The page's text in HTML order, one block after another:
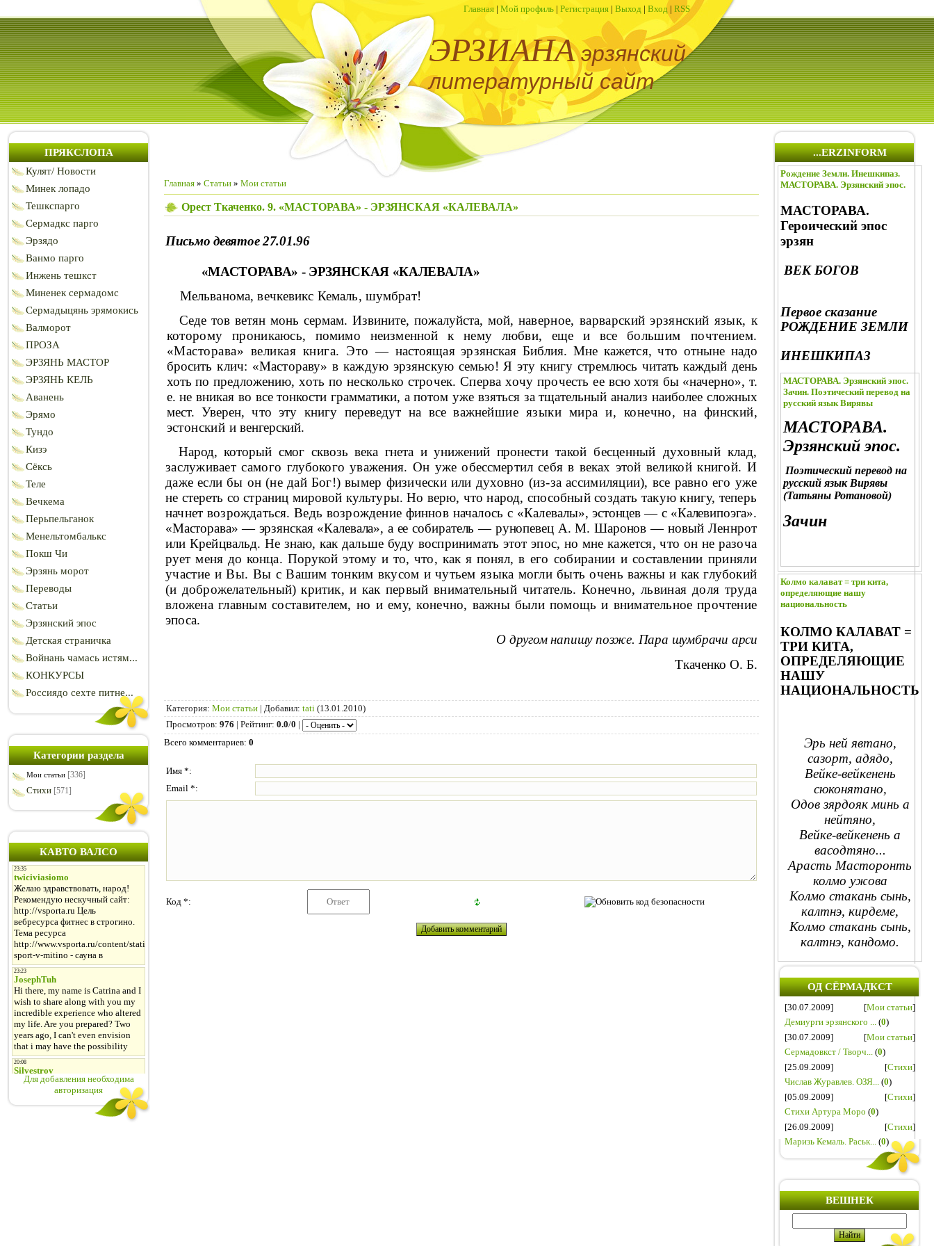
Главная | Мой профиль | Регистрация | Выход | Вход | RSS
ЭРЗИАНА эрзянский
литературный сайт
ПРЯКСЛОПА
Кулят/ Новости
Минек лопадо
Тешкспарго
Сермадкс парго
Эрзядо
Ванмо парго
Инжень тешкст
Миненек сермадомс
Сермадыцянь эрямокись
Валморот
ПРОЗА
ЭРЗЯНЬ МАСТОР
ЭРЗЯНЬ КЕЛЬ
Аванень
Эрямо
Тундо
Кизэ
Сёксь
Теле
Вечкема
Перьпельганок
Менельтомбалькс
Покш Чи
Эрзянь морот
Переводы
Статьи
Эрзянский эпос
Детская страничка
Войнань чамась истям...
КОНКУРСЫ
Россиядо сехте питне...
Категории раздела
Мои статьи [336]
Стихи [571]
КАВТО ВАЛСО
Для добавления необходима
авторизация
Главная » Статьи » Мои статьи
Орест Ткаченко. 9. «МАСТОРАВА» - ЭРЗЯНСКАЯ «КАЛЕВАЛА»
Письмо девятое27.01.96
«МАСТОРАВА» - ЭРЗЯНСКАЯ «КАЛЕВАЛА»
Мельванома, вечкевикс Кемаль, шумбрат!
Седе тов ветян монь сермам. Извините, пожалуйста, мой, наверное, варварский эрзянский язык, к
которому прони­каюсь, помимо неизменной к нему любви, еще и все боль­шим почтением.
«Масторава» великая книга. Это — настоящая эрзянская Библия. Мне кажется, что отныне надо
бросить клич: «Мастораву» в каждую эрзянскую семью! Яэту книгу стремлюсь читать каждый день
хоть по предложе­нию, хоть по несколько строчек. Сперва хочу прочесть ее всю хотя бы «начерно», т.
е. не вникая во все тонкости грам­матики, а потом уже взяться за тщательный анализ наиболее сложных
мест. Уверен, что эту книгу переведут на все важ­нейшие языки мира и, конечно, на финский,
эстонский ивенгерский.
Народ, который смог сквозь века гнета и унижений проне­сти такой бесценный духовный клад,
заслуживает самого глубокого уважения. Он уже обессмертил себя в веках этой великой книгой. И
даже если бы он (не дай Бог!) вымер физически или духовно (из-за ассимиляции), все равно его уже
не стереть со страниц мировой культуры. Но верю, чтонарод, способный создать такую книгу, теперь
начнет воз­рождаться. Ведь возрождение финнов началось с «Калевалы», эстонцев — с «Калевипоэга».
«Масторава» — эрзянская «Калевала», а ее собиратель — рунопевец А. М. Шаронов — новый Леннрот
или Крейцвальд. Не знаю, как дальше буду воспринимать этот эпос, но мне кажется, что он не разоча­
рует меня до конца. Порукой этому и то, что, как я понял, в его собирании и составлении приняли
участие и Вы. Вы сВашим тонким вкусом и чутьем языка могли быть оченьважны и как глубокий
(и доброжелательный) критик, и как первый внимательный читатель. Конечно, львиная доля труда
вложена главным составителем, но и ему, конечно, важны были помощь и внимательное прочтение
эпоса.
О другом напишу позже. Пара шумбрачи арси
Ткаченко О. Б.
Категория: Мои статьи | Добавил: tati (13.01.2010)
Просмотров: 976 | Рейтинг: 0.0/0 |
Всего комментариев: 0
Имя *:
Email *:
Код *:
...ERZINFORM
Рождение Земли. Инешкипаз.
МАСТОРАВА. Эрзянский эпос.
МАСТОРАВА.
Героический эпос
эрзян
ВЕК БОГОВ
Первое сказание
РОЖДЕНИЕ ЗЕМЛИ
ИНЕШКИПАЗ
МАСТОРАВА. Эрзянский эпос.
Зачин. Поэтический перевод на
русский язык Вирявы
МАСТОРАВА.
Эрзянский эпос.
Поэтический перевод на
русский язык Вирявы
(Татьяны Ротановой)
Зачин
Колмо калават = три кита,
определяющие нашу
национальность
КОЛМО КАЛАВАТ =
ТРИ КИТА,
ОПРЕДЕЛЯЮЩИЕ
НАШУ
НАЦИОНАЛЬНОСТЬ
Эрь ней явтано,
сазорт, адядо,
Вейке-вейкенень
сюконятано,
Одов зярдояк минь а
нейтяно,
Вейке-вейкенень а
васодтяно...
Арасть Масторонть
колмо ужова
Колмо стакань сынь,
калтнэ, кирдеме,
Колмо стакань сынь,
калтнэ, кандомо.
ОД СЁРМАДКСТ
[30.07.2009] [Мои статьи]
Демиурги эрзянского ... (0)
[30.07.2009]
[Мои статьи]
Сермадовкст / Творч... (0)
[25.09.2009]
[Стихи]
Числав Журавлев. ОЗЯ... (0)
[05.09.2009]
[Стихи]
Стихи Артура Моро (0)
[26.09.2009]
[Стихи]
Маризь Кемаль. Раськ... (0)
ВЕШНЕК